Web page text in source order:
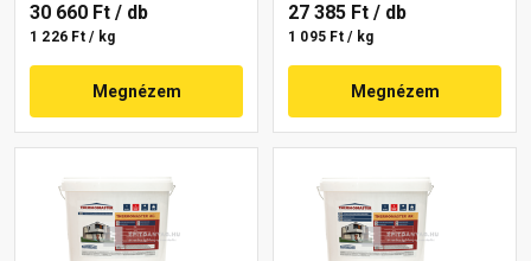
30 660 Ft / db
1 226 Ft / kg
Megnézem
27 385 Ft / db
1 095 Ft / kg
Megnézem